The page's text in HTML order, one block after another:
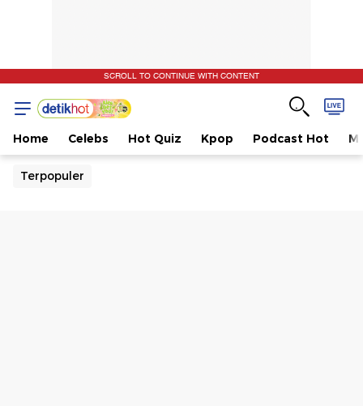
SCROLL TO CONTINUE WITH CONTENT
Home Celebs Hot Quiz Kpop Podcast Hot
Terpopuler